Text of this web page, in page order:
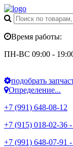
Время работы:
ПН-ВС 09:00 -
подобрать
Определение...
+7 (991) 648-08-12
+7 (915) 018-02-36
+7 (991) 648-07-91 -